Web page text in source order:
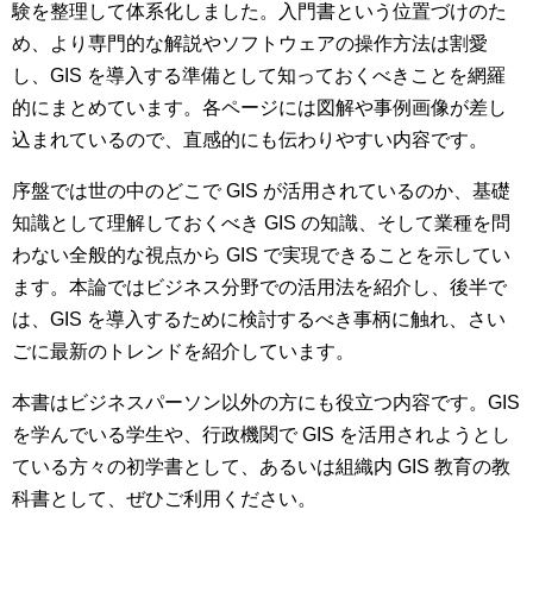
験を整理して体系化しました。入門書という位置づけのた
め、より専門的な解説やソフトウェアの操作方法は割愛
し、GIS を導入する準備として知っておくべきことを網羅
的にまとめています。各ページには図解や事例画像が差し
込まれているので、直感的にも伝わりやすい内容です。
序盤では世の中のどこで GIS が活用されているのか、基礎
知識として理解しておくべき GIS の知識、そして業種を問
わない全般的な視点から GIS で実現できることを示してい
ます。本論ではビジネス分野での活用法を紹介し、後半で
は、GIS を導入するために検討するべき事柄に触れ、さい
ごに最新のトレンドを紹介しています。
本書はビジネスパーソン以外の方にも役立つ内容です。GIS
を学んでいる学生や、行政機関で GIS を活用されようとし
ている方々の初学書として、あるいは組織内 GIS 教育の教
科書として、ぜひご利用ください。